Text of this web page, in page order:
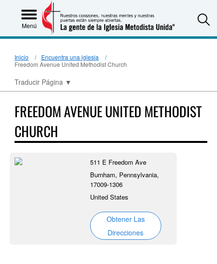
Menú
Inicio
Encuentra una iglesia
Freedom Avenue United Methodist Church
Traducir Página ▼
FREEDOM AVENUE UNITED METHODIST
CHURCH
511 E Freedom Ave
Burnham, Pennsylvania,
17009-1306
United States
Obtener Las
Direcciones